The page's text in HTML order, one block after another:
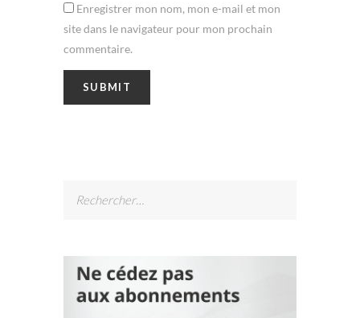
Enregistrer mon nom, mon e-mail et mon
site dans le navigateur pour mon prochain
commentaire.